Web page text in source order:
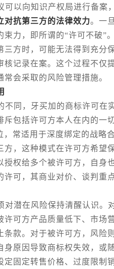
向知识产权局进行备案
对抗第三方的法律效力。一
束力，即所谓的“许可不破”
三方时，可能无法得到充分
核记录在案。这个过程不仅
会采取的风险管理措施。
，牙买加的商标许可在实
斥包括许可方本人在内的一
常适用于深度绑定的战略合
方，这种模式在许可方希望
授权给多个被许可方，自身
可，其商业对价、谈判重
潜在风险保持清醒认识。
许可方产品质量低下、市场
条款。对于被许可方，风险
身原因导致商标权失效，或
定固定转售价格、过度限制